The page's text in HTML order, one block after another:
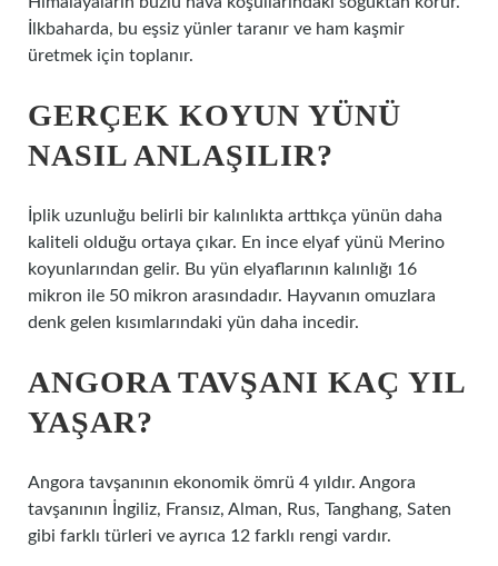
İlkbaharda, bu eşsiz yünler taranır ve ham kaşmir
üretmek için toplanır.
GERÇEK KOYUN YÜNÜ
NASIL ANLAŞILIR?
İplik uzunluğu belirli bir kalınlıkta arttıkça yünün daha
kaliteli olduğu ortaya çıkar. En ince elyaf yünü Merino
koyunlarından gelir. Bu yün elyaflarının kalınlığı 16
mikron ile 50 mikron arasındadır. Hayvanın omuzlara
denk gelen kısımlarındaki yün daha incedir.
ANGORA TAVŞANI KAÇ YIL
YAŞAR?
Angora tavşanının ekonomik ömrü 4 yıldır. Angora
tavşanının İngiliz, Fransız, Alman, Rus, Tanghang, Saten
gibi farklı türleri ve ayrıca 12 farklı rengi vardır.